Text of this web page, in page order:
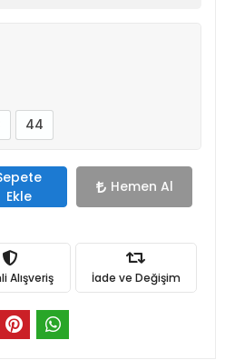
44
Ekle
Hemen Al
Alışveriş İade ve Değişim